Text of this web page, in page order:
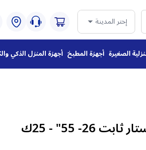
إختر المدينة
الصغيرة أجهزة المطبخ أجهزة المنزل الذكي
حامل جدارى فوجي ستار ثابت 26- 55" - 25ك